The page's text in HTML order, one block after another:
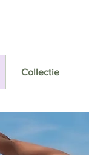
Collectie